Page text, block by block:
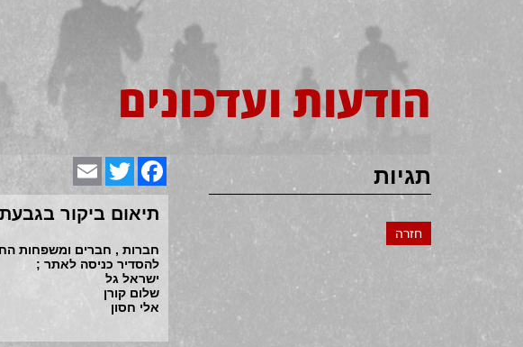
הודעות ועדכונים
תגיות
חזרה
Facebook
Twitter
Email
תיאום ביקור
חברות , חברים ומשפחות
להסדיר כניסה לאתר ;
ישראל גל
שלום קורן
אלי חסון